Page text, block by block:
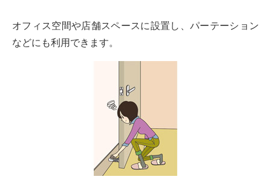
オフィス空間や店舗スペースに設置し、パーテーション
などにも利用できます。